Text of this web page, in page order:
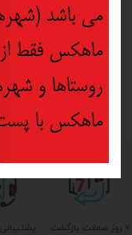
پشتیبانی ۲۴ ساعته ۷ روز ضمانت بازگشت
می باشد
ماهکس فقط از
روستاها و
ماهکس با